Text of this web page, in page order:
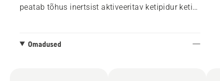
peatab tõhus inertsist aktiveeritav ketipidur keti
Omadused